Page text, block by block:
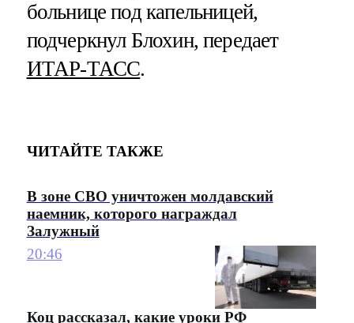
больнице под капельницей,
подчеркнул Блохин, передает
ИТАР-ТАСС.
ЧИТАЙТЕ ТАКЖЕ
В зоне СВО уничтожен молдавский
наемник, которого награждал
Залужный
20:46
Коц рассказал, какие уроки РФ